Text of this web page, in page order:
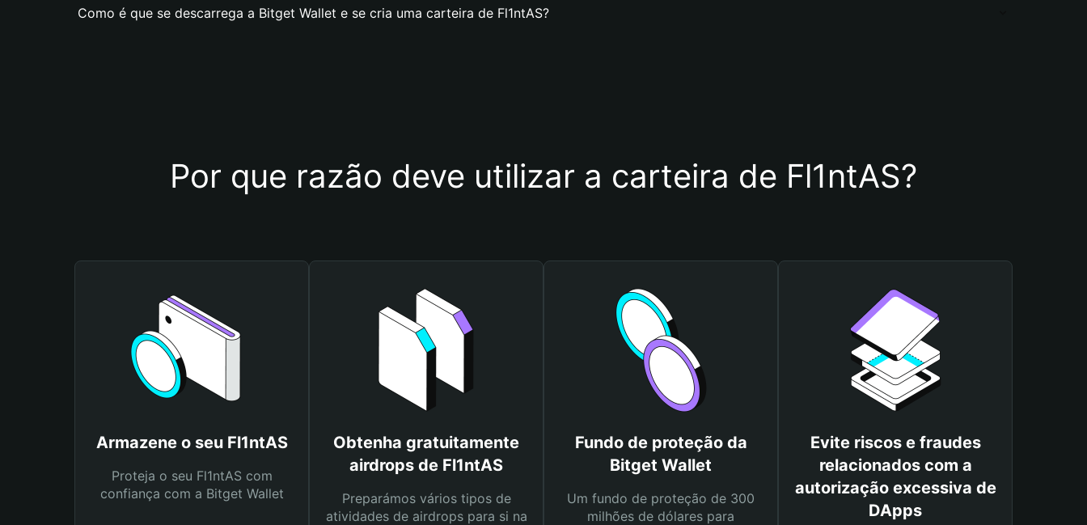
Como é que se descarrega a Bitget Wallet e se cria uma carteira de Fl1ntAS?
Por que razão deve utilizar a carteira de Fl1ntAS?
Armazene o seu Fl1ntAS
Proteja o seu Fl1ntAS com
confiança com a Bitget Wallet
Obtenha gratuitamente
airdrops de Fl1ntAS
Preparámos vários tipos de
atividades de airdrops para si na
Fundo de proteção da
Bitget Wallet
Um fundo de proteção de 300
milhões de dólares para
Evite riscos e fraudes
relacionados com a
autorização excessiva de
DApps